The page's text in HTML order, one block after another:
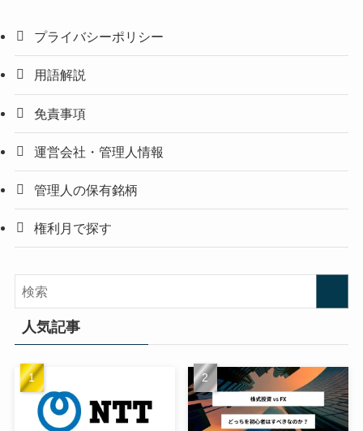
プライバシーポリシー
用語解説
免責事項
運営会社・管理人情報
管理人の保有銘柄
権利月で探す
人気記事